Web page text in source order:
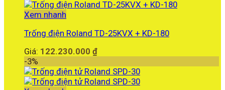
Xem nhanh
Trống điện Roland TD-25KVX + KD-180
Giá: 122.230.000 ₫
-3%